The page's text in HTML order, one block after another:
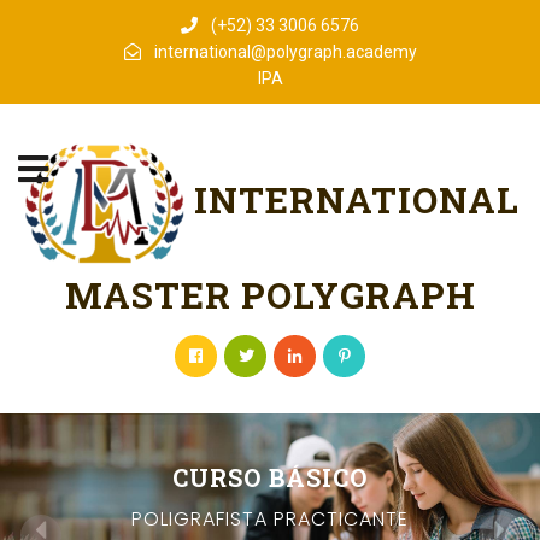
(+52) 33 3006 6576
international@polygraph.academy
IPA
INTERNATIONAL
MASTER POLYGRAPH
CURSO BÁSICO
POLIGRAFISTA PRACTICANTE